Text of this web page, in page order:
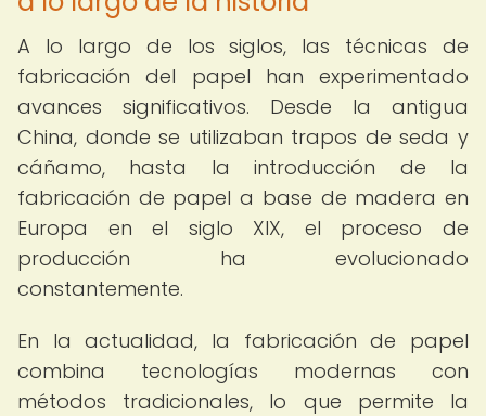
A lo largo de los siglos, las técnicas de
fabricación del papel han experimentado
avances significativos. Desde la antigua
China, donde se utilizaban trapos de seda y
cáñamo, hasta la introducción de la
fabricación de papel a base de madera en
Europa en el siglo XIX, el proceso de
producción ha evolucionado
constantemente.
En la actualidad, la fabricación de papel
combina tecnologías modernas con
métodos tradicionales, lo que permite la